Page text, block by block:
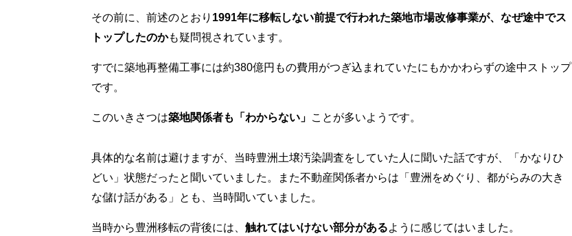
その前に、前述のとおり 1991年に移転しない前提で行われた築地市場改修事業が、なぜ途中でス
トップしたのかも疑問視されています。
すでに築地再整備工事には約380億円もの費用がつぎ込まれていたにもかかわらずの途中ストップ
です。
このいきさつは築地関係者も「わからない」 ことが多いようです。
具体的な名前は避けますが、当時豊洲土壌汚染調査をしていた人に聞いた話ですが、「かなりひ
どい」状態だったと聞いていました。また不動産関係者からは「豊洲をめぐり、都がらみの大き
な儲け話がある」とも、当時聞いていました。
当時から豊洲移転の背後には、 触れてはいけない部分があるように感じてはいました。